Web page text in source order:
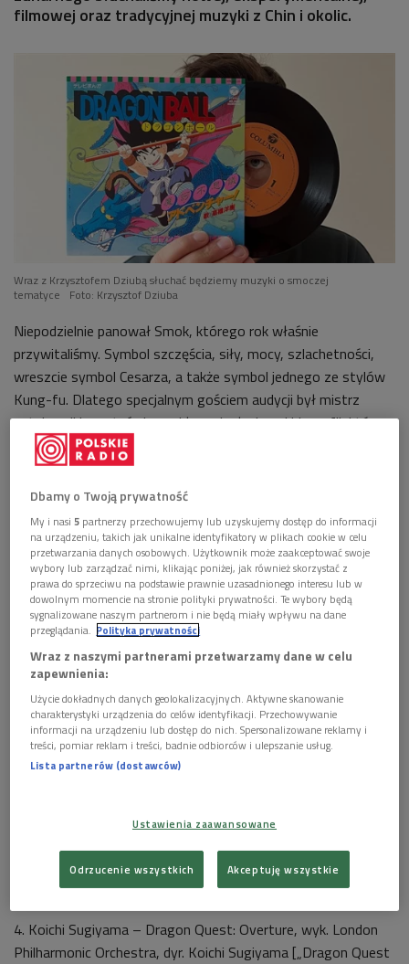
filmowej oraz tradycyjnej muzyki z Chin i okolic.
Wraz z Krzysztofem Dziubą słuchać będziemy muzyki o smoczej
tematyce
Foto: Krzysztof Dziuba
Niepodzielnie panował Smok, którego rok właśnie
przywitaliśmy. Symbol szczęścia, siły, mocy, szlachetności,
wreszcie symbol Cesarza, a także symbol jednego ze stylów
Kung-fu. Dlatego specjalnym gościem audycji był mistrz
sztuk walki, postać niezwykła o niesłychanej biografii, która
niejedno wie o smokach oraz kulturze Chin i Wietnamu – Nam
Bui Ngoc. W piątkowych "Źródłach" opowiadał nam o
obchodach wietnamskiego nowego roku (święta Tet), a tym
razem skupiliśmy się na smokach i ich symbolice w kulturze
chińskiej.
Słuchaliśmy muzyki o smoczej tematyce zaglądając między
innymi do Chin, Japonii i na Tajwan w poszukiwaniu twórczości
młodych, eksperymentujących, ale też zasłużonych artystów
z tej części świata.
Gong Xi Fa Cai!
Playlista:
1. Lalo Schifrin – Theme from Enter the Dragon [„Enter the
Dragon”, Warner Bros. 1973]
Wind Ensemble [„CHEN, Yi: Dragon Rhyme…”, Naxos 2012]
3. Osamu Kitajima – Dragon King [„Dragon King”, Arista
4. Koichi Sugiyama – Dragon Quest: Overture, wyk. London
Philharmonic Orchestra, dyr. Koichi Sugiyama [„Dragon Quest
Dbamy o Twoją prywatność
My i nasi5 partnerzy przechowujemy lub uzyskujemy dostęp do informacji
na urządzeniu, takich jak unikalne identyfikatory w plikach cookie w celu
przetwarzania danych osobowych. Użytkownik może zaakceptować swoje
wybory lub zarządzać nimi, klikając poniżej, jak również skorzystać z
prawa do sprzeciwu na podstawie prawnie uzasadnionego interesu lub w
dowolnym momencie na stronie polityki prywatności. Te wybory będą
sygnalizowane naszym partnerom i nie będą miały wpływu na dane
przeglądania. Polityka prywatności
Wraz z naszymi partnerami przetwarzamy dane w celu
zapewnienia:
Użycie dokładnych danych geolokalizacyjnych. Aktywne skanowanie
charakterystyki urządzenia do celów identyfikacji. Przechowywanie
informacji na urządzeniu lub dostęp do nich. Spersonalizowane reklamy i
treści, pomiar reklam i treści, badnie odbiorców i ulepszanie usług.
Lista partnerów (dostawców)
Ustawienia zaawansowane
Odrzucenie wszystkich Akceptuję wszystkie